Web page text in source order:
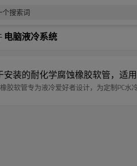
搜索词
电脑液冷系统
安装的耐化学腐蚀橡胶软管，适
胶软管专为液冷爱好者设计，为定制PC水